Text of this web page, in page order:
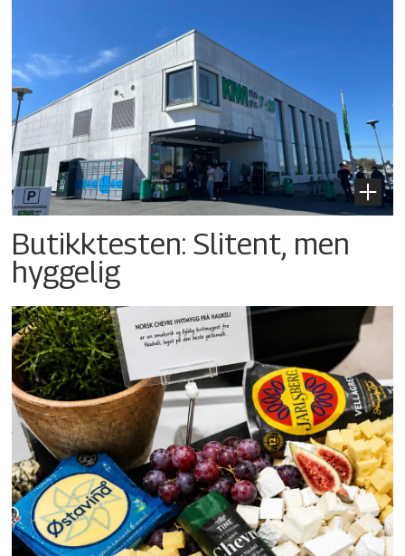
Butikktesten: Slitent, men
hyggelig